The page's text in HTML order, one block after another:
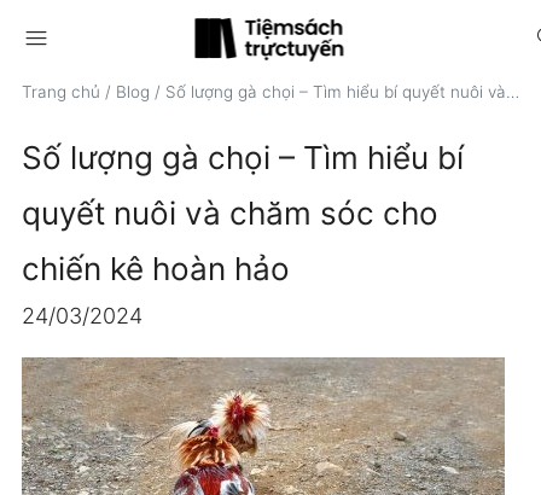
menu
Trang chủ / Blog / Số lượng gà chọi – Tìm hiểu bí quyết nuôi và chăm sóc cho chiến kê hoàn hảo
Số lượng gà chọi – Tìm hiểu bí
quyết nuôi và chăm sóc cho
chiến kê hoàn hảo
24/03/2024